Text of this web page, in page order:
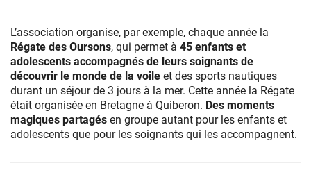
L’association organise, par exemple, chaque année la
Régate des Oursons, qui permet à 45 enfants et
adolescents accompagnés de leurs soignants de
découvrir le monde de la voile et des sports nautiques
durant un séjour de 3 jours à la mer. Cette année la Régate
était organisée en Bretagne à Quiberon. Des moments
magiques partagés en groupe autant pour les enfants et
adolescents que pour les soignants qui les accompagnent.